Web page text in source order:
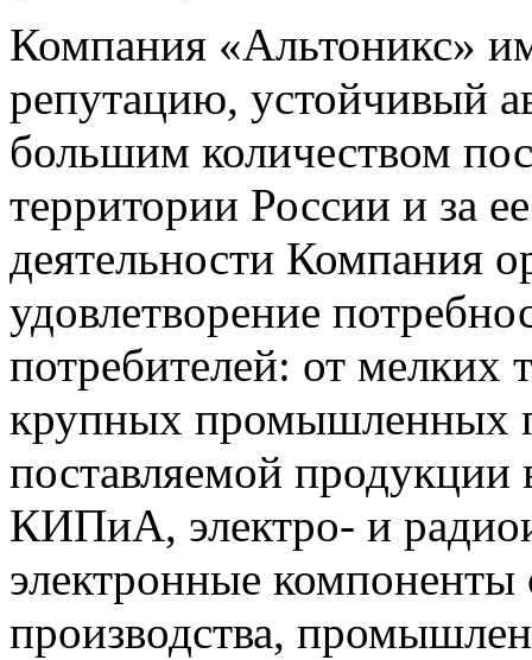
Компания «Альтоникс»
репутацию, устойчивый
большим количеством
территории России и за
деятельности Компания
удовлетворение
потребителей: от мелких
крупных промышленных
поставляемой продукции
КИПиА, электро- и
электронные компоненты
производства,